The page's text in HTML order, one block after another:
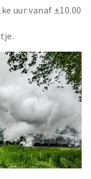
uur vanaf ±10.00